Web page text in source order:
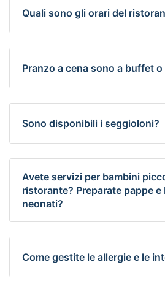
Quali sono gli orari del
Pranzo a cena sono a buffet
Sono disponibili i seggioloni?
Avete servizi per bambini
ristorante? Preparate pappe e
neonati?
Come gestite le allergie e le